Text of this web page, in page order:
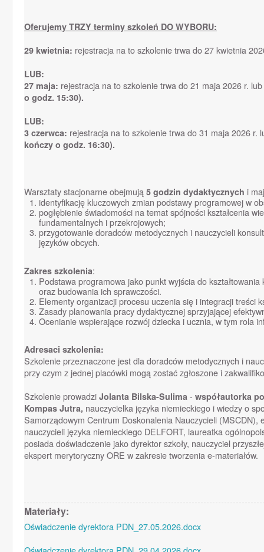
Oferujemy TRZY terminy szkoleń DO WYBORU:
29 kwietnia: rejestracja na to szkolenie trwa do 27 kwietnia
LUB:
27 maja: rejestracja na to szkolenie trwa do 21 maja 2026 r.
o godz. 15:30).
LUB:
3 czerwca: rejestracja na to szkolenie trwa do 31 maja 2026 r.
kończy o godz. 16:30).
Warsztaty stacjonarne obejmują 5 godzin dydaktycznych i
identyfikację kluczowych zmian podstawy programowej w
pogłębienie świadomości na temat spójności kształcenia
fundamentalnych i przekrojowych;
przygotowanie doradców metodycznych i nauczycieli
języków obcych.
Zakres szkolenia:
Podstawa programowa jako punkt wyjścia do
oraz budowania ich sprawczości.
Elementy organizacji procesu uczenia się i integracji treści
Zasady planowania pracy dydaktycznej sprzyjającej
Ocenianie wspierające rozwój dziecka i ucznia, w tym rola
Adresaci szkolenia:
Szkolenie przeznaczone jest dla doradców metodycznych i
przy czym z jednej placówki mogą zostać zgłoszone i
Szkolenie prowadzi Jolanta Bilska-Sulima - współautorka
Kompas Jutra, nauczycielka języka niemieckiego i wiedzy o
Samorządowym Centrum Doskonalenia Nauczycieli
nauczycieli języka niemieckiego DELFORT, laureatka
posiada doświadczenie jako dyrektor szkoły, nauczyciel
ekspert merytoryczny ORE w zakresie tworzenia e-materiałów.
Materiały:
Oświadczenie dyrektora PDN_27.05.2026.docx